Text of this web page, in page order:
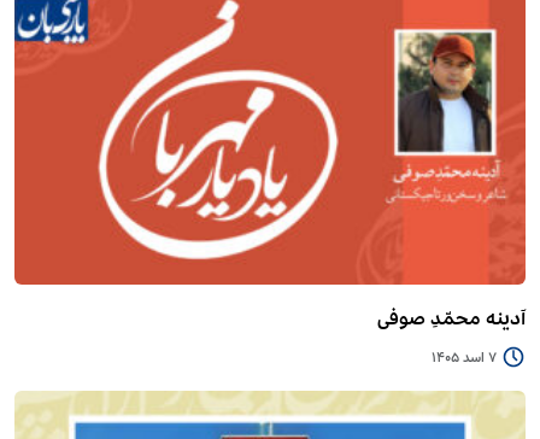
آدینه محمّدِ صوفی
7 اسد 1405